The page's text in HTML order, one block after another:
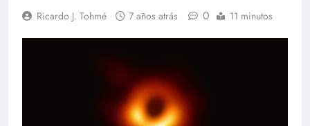
Ricardo J. Tohmé 7 años atrás 0 11 minutos